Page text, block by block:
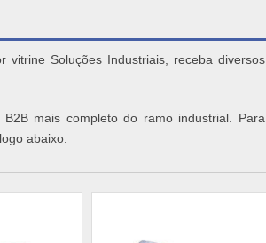
Soluções Industriais, receba diversos
mais completo do ramo industrial. Para
abaixo: